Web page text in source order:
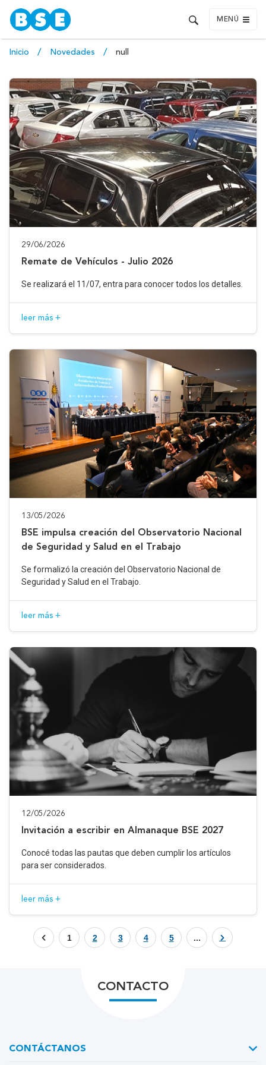
MENÚ
Inicio Novedades null
29/06/2026
Remate de Vehículos - Julio 2026
Se realizará el 11/07, entra para conocer todos los detalles.
leer más +
13/05/2026
BSE impulsa creación del Observatorio Nacional
de Seguridad y Salud en el Trabajo
Se formalizó la creación del Observatorio Nacional de
Seguridad y Salud en el Trabajo.
leer más +
12/05/2026
Invitación a escribir en Almanaque BSE 2027
Conocé todas las pautas que deben cumplir los artículos
para ser considerados.
leer más +
1 2 3 4 5 ...
CONTACTO
CONTÁCTANOS